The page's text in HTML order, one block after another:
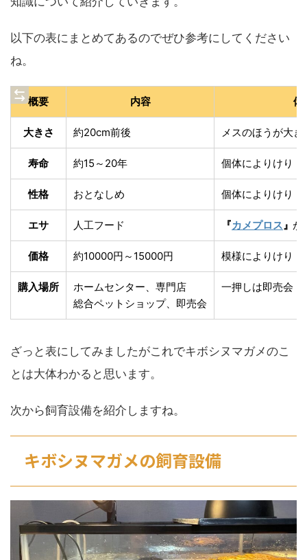
以下の表にまとめてあるのでぜひ参考にしてください
ね。
概要 内容 備
大きさ 約20cm前後 メスのほうが大
寿命 約15～20年 個体によりけり
性格 おとなしめ 個体によりけり
エサ 人工フード 『カメプロス 』 が
価格 約10000円～15000円 模様によりけり
購入場所
ホームセンター、専門店
総合ペットショップ、即売会
一押しは即売会
ざっと表にしてみましたがこれでキボシヌマガメのこ
とは大体わかると思います。
次から飼育設備を紹介しますね。
キボシヌマガメの飼育設備